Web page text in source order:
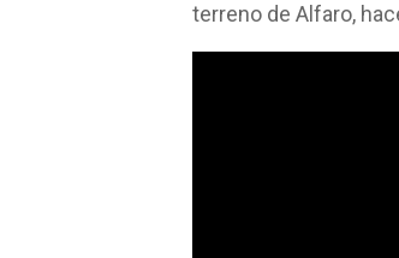
terreno de Alfaro,